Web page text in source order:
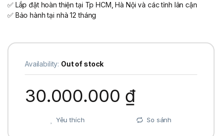
✅ Lắp đặt hoàn thiện tại Tp HCM, Hà Nội và các tỉnh lân cận
✅ Bảo hành tại nhà 12 tháng
Availability: Out of stock
30.000.000 ₫
Yêu thích So sánh